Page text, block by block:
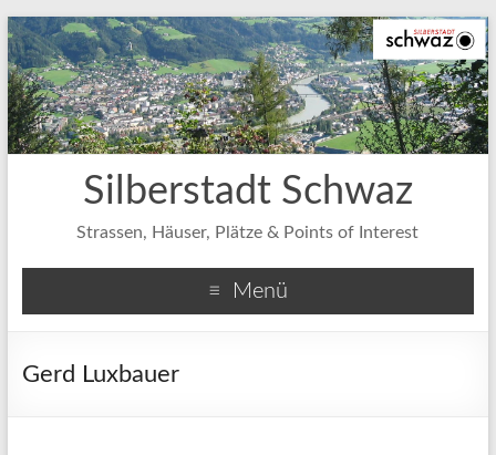
Silberstadt Schwaz
Strassen, Häuser, Plätze & Points of Interest
Menü
Gerd Luxbauer